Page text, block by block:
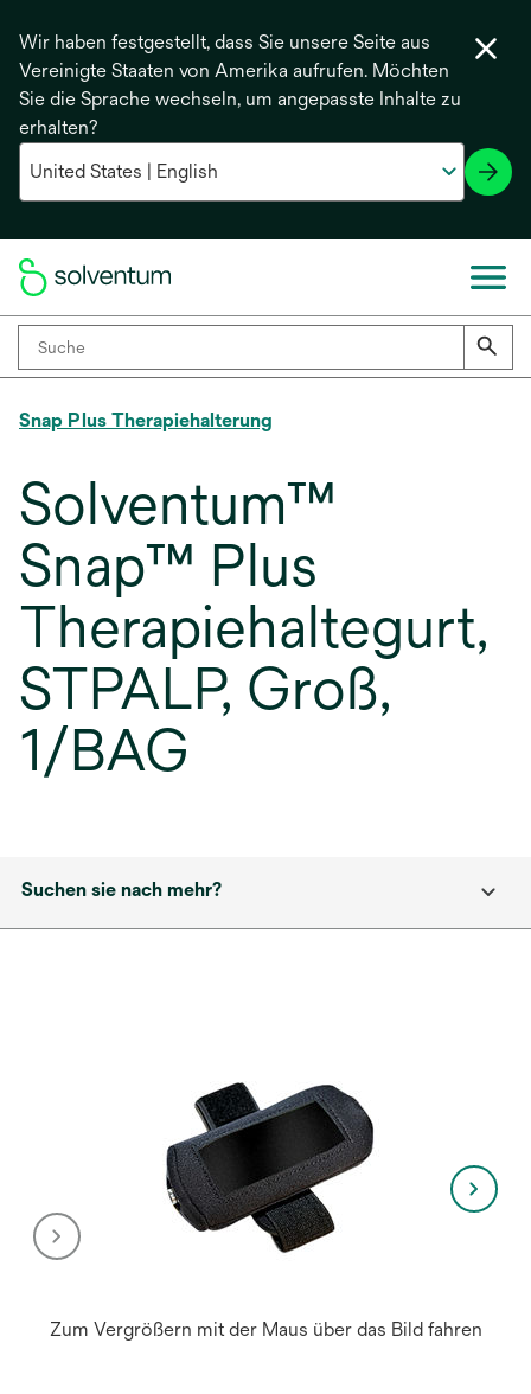
Wir haben festgestellt, dass Sie unsere Seite aus
Vereinigte Staaten von Amerika aufrufen. Möchten
Sie die Sprache wechseln, um angepasste Inhalte zu
erhalten?
Snap Plus Therapiehalterung
Solventum™
Snap™ Plus
Therapiehaltegurt,
STPALP, Groß,
1/BAG
Suchen sie nach mehr?
Zum Vergrößern mit der Maus über das Bild fahren